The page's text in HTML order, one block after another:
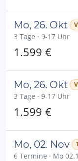
Mo, 26. Okt
3 Tage · 9-17 Uhr
1.599 €
Mo, 26. Okt
3 Tage · 9-17 Uhr
1.599 €
Mo, 02. Nov
6 Termine · Mo